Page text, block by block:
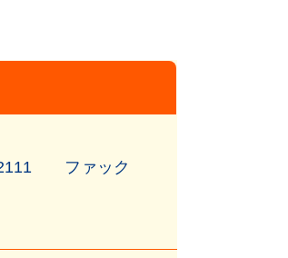
2111 ファック